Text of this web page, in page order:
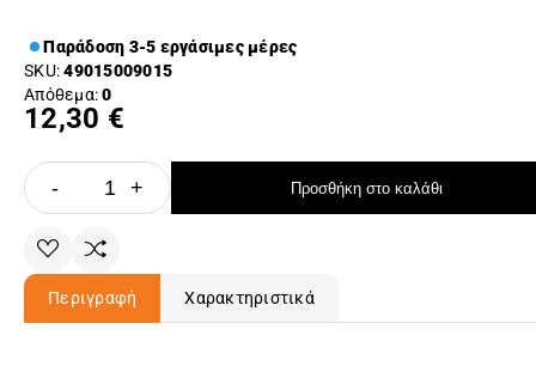
Παράδοση 3-5 εργάσιμες μέρες
SKU:49015009015
Απόθεμα:0
12,30 €
- + Προσθήκη στο καλάθι
Περιγραφή Χαρακτηριστικά